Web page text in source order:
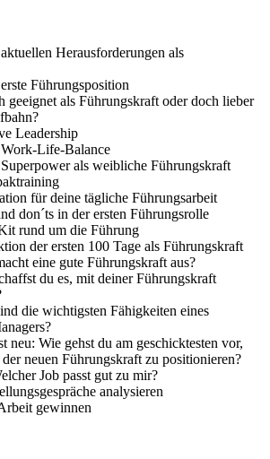
Herausforderungen als
Führungsposition
geeignet als Führungskraft oder doch lieber
Leadership
Life-Balance
als weibliche Führungskraft
für deine tägliche Führungsarbeit
don´ts in der ersten Führungsrolle
rund um die Führung
der ersten 100 Tage als Führungskraft
eine gute Führungskraft aus?
du es, mit deiner Führungskraft
die wichtigsten Fähigkeiten eines
neu: Wie gehst du am geschicktesten vor,
neuen Führungskraft zu positionieren?
Job passt gut zu mir?
analysieren
gewinnen